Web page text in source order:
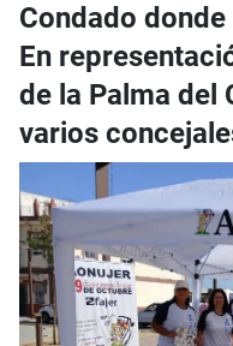
Condado
En
de la Palma del
varios